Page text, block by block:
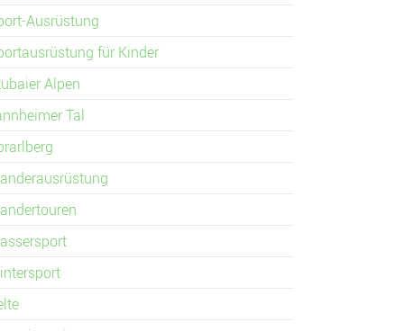
Ausrüstung
für Kinder
Alpen
Tal